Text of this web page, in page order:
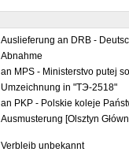
Auslieferung an DRB -
Abnahme
an MPS - Ministerstvo putej
Umzeichnung in "TЭ-2518"
an PKP - Polskie koleje
Ausmusterung [Olsztyn
Verbleib unbekannt